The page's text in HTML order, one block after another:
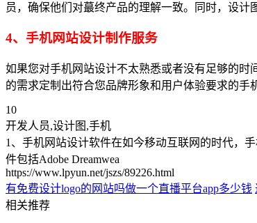
员，确保他们对蕞终产品的理解一致。同时，设计
4、手机网站设计制作服务
如果您对手机网站设计不太熟悉或者没有足够的时
的需求定制出符合您品牌形象和用户体验要求的
10
开发人员,设计图,手机
1、手机网站设计软件在如今移动互联网的时代，
件包括Adobe Dreamwea
https://www.lpyun.net/jszs/89226.html
有免费设计logo的网站吗做一个直播平台app多少钱
相关推荐